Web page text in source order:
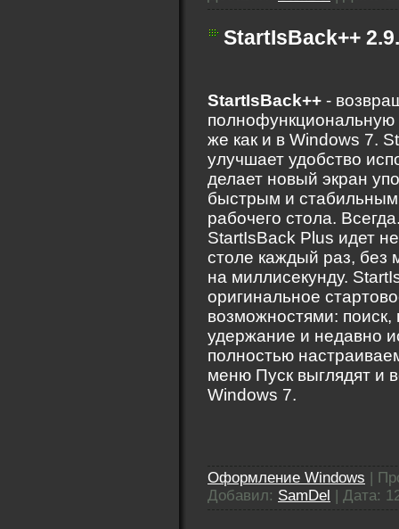
StartIsBack++
StartIsBack++ -
полнофункциональную
же как и в Windows 7.
улучшает удобство
делает новый экран
быстрым и
рабочего стола.
StartIsBack Plus идет
столе каждый раз, без
на миллисекунду.
оригинальное
возможностями: поиск,
удержание и недавно
полностью
меню Пуск выглядят и
Windows 7.
Оформление Windows |
Добавил: SamDel | Дата: